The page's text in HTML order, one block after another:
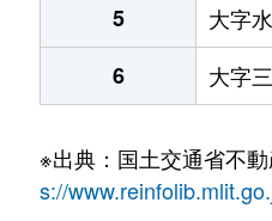
5
大字
6
大字
※出典：国土交通省不
s://